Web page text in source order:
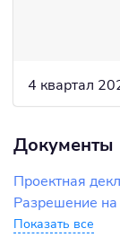
4 квартал
Документы
Проектная
Разрешение на
Показать все